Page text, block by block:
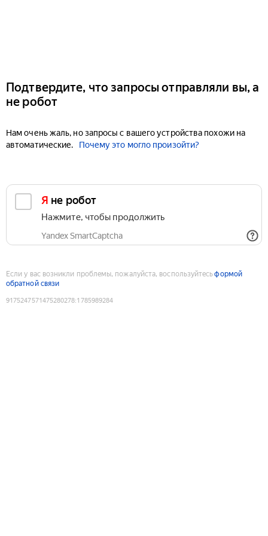
Подтвердите, что запросы отправляли вы, а
не робот
Нам очень жаль, но запросы с вашего устройства похожи на
автоматические.
Почему это могло произойти?
Я не робот
Нажмите, чтобы продолжить
Yandex SmartCaptcha
Если у вас возникли проблемы, пожалуйста, воспользуйтесьформой
обратной связи
9175247571475280278:1785989284